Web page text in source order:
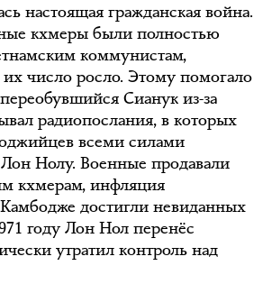
настоящая гражданская война.
кхмеры были полностью
коммунистам,
число росло. Этому помогало
Сианук из-за
радиопослания, в которых
всеми силами
Лон Нолу. Военные продавали
кхмерам, инфляция
достигли невиданных
году Лон Нол перенёс
утратил контроль над